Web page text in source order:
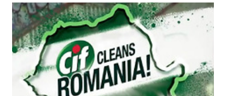
처음 파리 여행을 하게 되었다는 이야기를 들었을때도, 개선문이나 에펠
탑을 봤을때도 늘상 시큰둥하기만 하던 이 영국의 나쁜 녀석들은 디즈니
랜드 파리(Disneyland Paris)에서는 반응이 눈에 띄게 달라지는데.. 점
점 동심으로 돌아가, 마지막에 디즈니 친구들(미키 마우스와 구피, 도날
드덕)을 만났을때는 완전히 아이들이 되어버린다. 디즈니..